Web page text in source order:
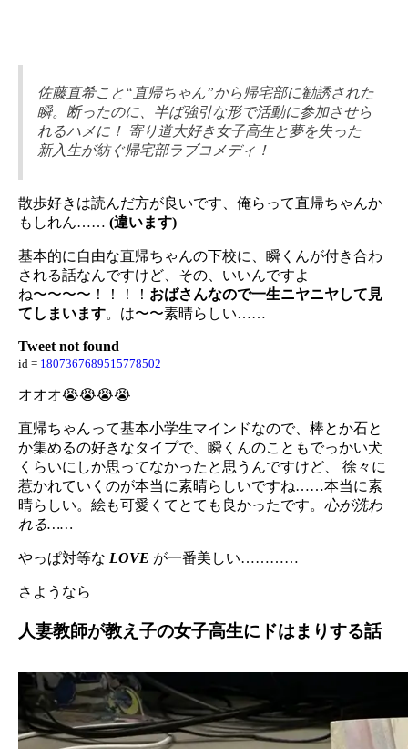
佐藤直希こと“直帰ちゃん”から帰宅部に勧誘された
瞬。断ったのに、半ば強引な形で活動に参加させら
れるハメに！ 寄り道大好き女子高生と夢を失った
新入生が紡ぐ帰宅部ラブコメディ！
散歩好きは読んだ方が良いです、俺らって直帰ちゃんか
もしれん…… (違います)
基本的に自由な直帰ちゃんの下校に、瞬くんが付き合わ
される話なんですけど、その、いいんですよ
ね〜〜〜〜！！！！ おばさんなので一生ニヤニヤして見
てしまいます。は〜〜素晴らしい……
Tweet not found
id = 1807367689515778502
オオオ😭😭😭😭
直帰ちゃんって基本小学生マインドなので、棒とか石と
か集めるの好きなタイプで、瞬くんのこともでっかい犬
くらいにしか思ってなかったと思うんですけど、 徐々に
惹かれていくのが本当に素晴らしいですね……本当に素
晴らしい。絵も可愛くてとても良かったです。 心が洗わ
れる……
やっぱ対等な LOVE が一番美しい…………
さようなら
人妻教師が教え子の女子高生にドはまりする話